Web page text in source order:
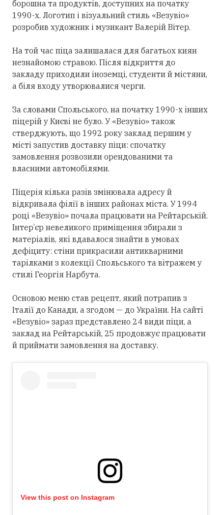
борошна та продуктів, доступних на початку
1990-х. Логотип і візуальний стиль «Везувіо»
розробив художник і музикант Валерій Вітер.
На той час піца залишалася для багатьох киян
незнайомою стравою. Після відкриття до
закладу приходили іноземці, студенти й містяни,
а біля входу утворювалися черги.
За словами Спольського, на початку 1990-х інших
піцерій у Києві не було. У «Везувіо» також
стверджують, що 1992 року заклад першим у
місті запустив доставку піци: спочатку
замовлення розвозили орендованими та
власними автомобілями.
Піцерія кілька разів змінювала адресу й
відкривала філії в інших районах міста. У 1994
році «Везувіо» почала працювати на Рейтарській.
Інтер’єр невеликого приміщення збирали з
матеріалів, які вдавалося знайти в умовах
дефіциту: стіни прикрасили антикварними
тарілками з колекції Спольського та вітражем у
стилі Георгія Нарбута.
Основою меню став рецепт, який потрапив з
Італії до Канади, а згодом — до України. На сайті
«Везувіо» зараз представлено 24 види піци, а
заклад на Рейтарській, 25 продовжує працювати
й приймати замовлення на доставку.
View this post on Instagram